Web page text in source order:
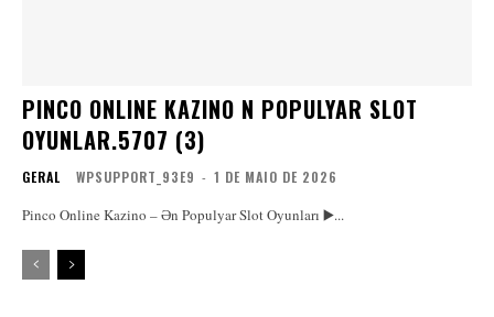
PINCO ONLINE KAZINO N POPULYAR SLOT
OYUNLAR.5707 (3)
GERAL WPSUPPORT_93E9 - 1 DE MAIO DE 2026
Pinco Online Kazino – Ən Populyar Slot Oyunları ▶️...